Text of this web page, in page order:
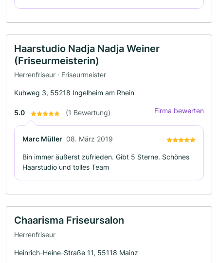
Haarstudio Nadja Nadja Weiner
(Friseurmeisterin)
Herrenfriseur · Friseurmeister
Kuhweg 3, 55218 Ingelheim am Rhein
5.0 (1 Bewertung) Firma bewerten
Marc Müller 08. März 2019
Bin immer äußerst zufrieden. Gibt 5 Sterne. Schönes
Haarstudio und tolles Team
Chaarisma Friseursalon
Herrenfriseur
Heinrich-Heine-Straße 11, 55118 Mainz